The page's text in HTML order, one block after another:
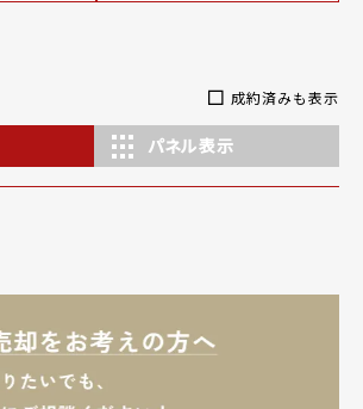
成約済みも表示
パネル表示